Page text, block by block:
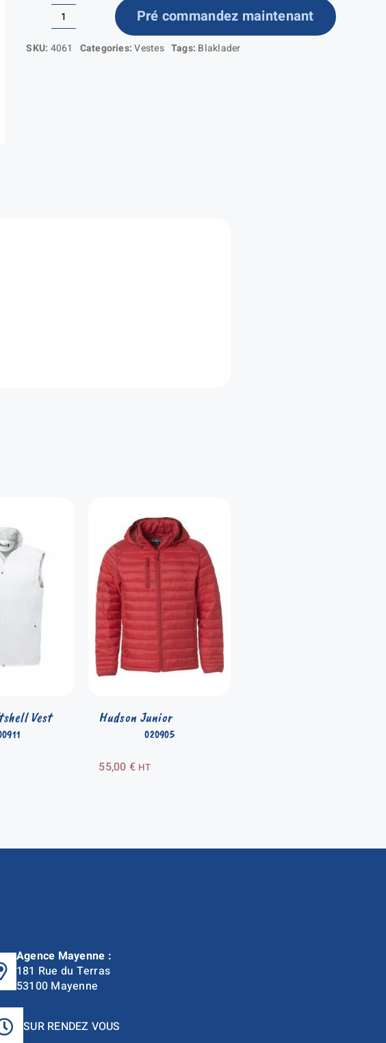
quantité
de
Pré commandez maintenant
SKU: 4061 Categories:Vestes Tags: Blaklader
Vest
020905
Hudson Junior
55,00 € HT
Agence Mayenne :
181 Rue du Terras
53100 Mayenne
SUR RENDEZ VOUS